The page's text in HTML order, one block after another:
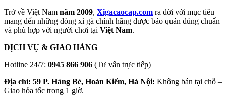
Trở về Việt Nam năm 2009, Xigacaocap.com ra đời với mục tiêu
mang đến những dòng xì gà chính hãng được bảo quản đúng chuẩn
và phù hợp với người chơi tại Việt Nam.
DỊCH VỤ & GIAO HÀNG
Hotline 24/7: 0945 866 906 (Tư vấn trực tiếp)
Địa chỉ: 59 P. Hàng Bè, Hoàn Kiếm, Hà Nội: Không bán tại chỗ –
Giao hỏa tốc trong 1 giờ.